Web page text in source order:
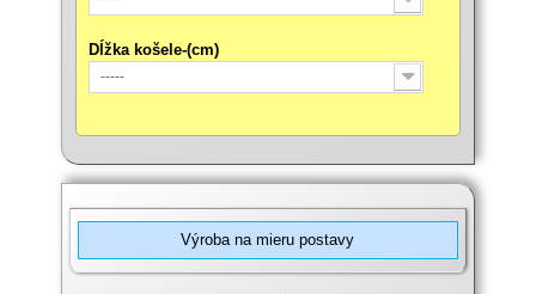
Dĺžka košele-(cm)
-----
Výroba na mieru postavy